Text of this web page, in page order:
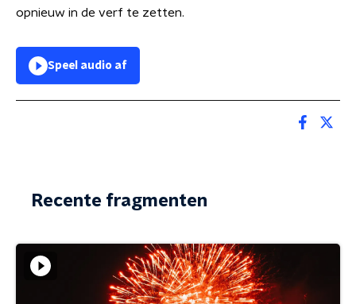
opnieuw in de verf te zetten.
Speel audio af
Recente fragmenten